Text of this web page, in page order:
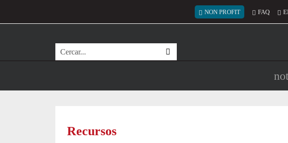
Menú del compte
NON PROFIT FAQ
Cerca
Recursos